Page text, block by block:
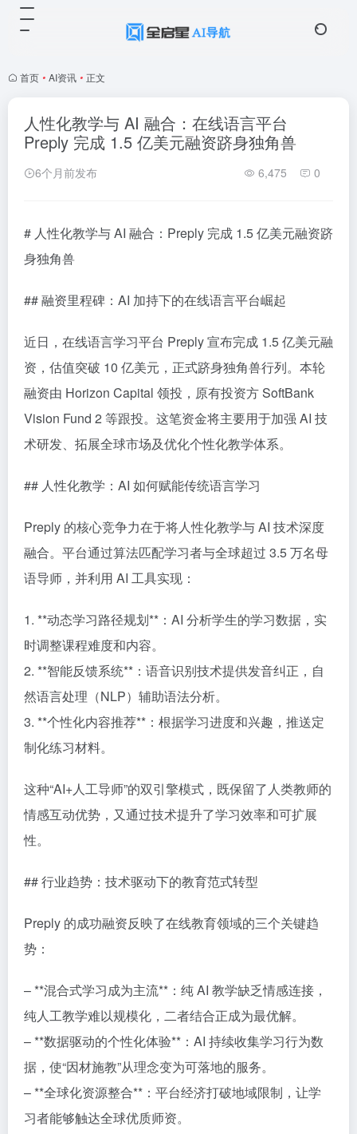
首页 • AI资讯 • 正文
人性化教学与 AI 融合：在线语言平台
Preply 完成 1.5 亿美元融资跻身独角兽
6个月前发布 6,475 0
# 人性化教学与 AI 融合：Preply 完成 1.5 亿美元融资跻
身独角兽
## 融资里程碑：AI 加持下的在线语言平台崛起
近日，在线语言学习平台 Preply 宣布完成 1.5 亿美元融
资，估值突破 10 亿美元，正式跻身独角兽行列。本轮
融资由 Horizon Capital 领投，原有投资方 SoftBank
Vision Fund 2 等跟投。这笔资金将主要用于加强 AI 技
术研发、拓展全球市场及优化个性化教学体系。
## 人性化教学：AI 如何赋能传统语言学习
Preply 的核心竞争力在于将人性化教学与 AI 技术深度
融合。平台通过算法匹配学习者与全球超过 3.5 万名母
语导师，并利用 AI 工具实现：
1. **动态学习路径规划**：AI 分析学生的学习数据，实
时调整课程难度和内容。
2. **智能反馈系统**：语音识别技术提供发音纠正，自
然语言处理（NLP）辅助语法分析。
3. **个性化内容推荐**：根据学习进度和兴趣，推送定
制化练习材料。
这种“AI+人工导师”的双引擎模式，既保留了人类教师的
情感互动优势，又通过技术提升了学习效率和可扩展
性。
## 行业趋势：技术驱动下的教育范式转型
Preply 的成功融资反映了在线教育领域的三个关键趋
势：
– **混合式学习成为主流**：纯 AI 教学缺乏情感连接，
纯人工教学难以规模化，二者结合正成为最优解。
– **数据驱动的个性化体验**：AI 持续收集学习行为数
据，使“因材施教”从理念变为可落地的服务。
– **全球化资源整合**：平台经济打破地域限制，让学
习者能够触达全球优质师资。